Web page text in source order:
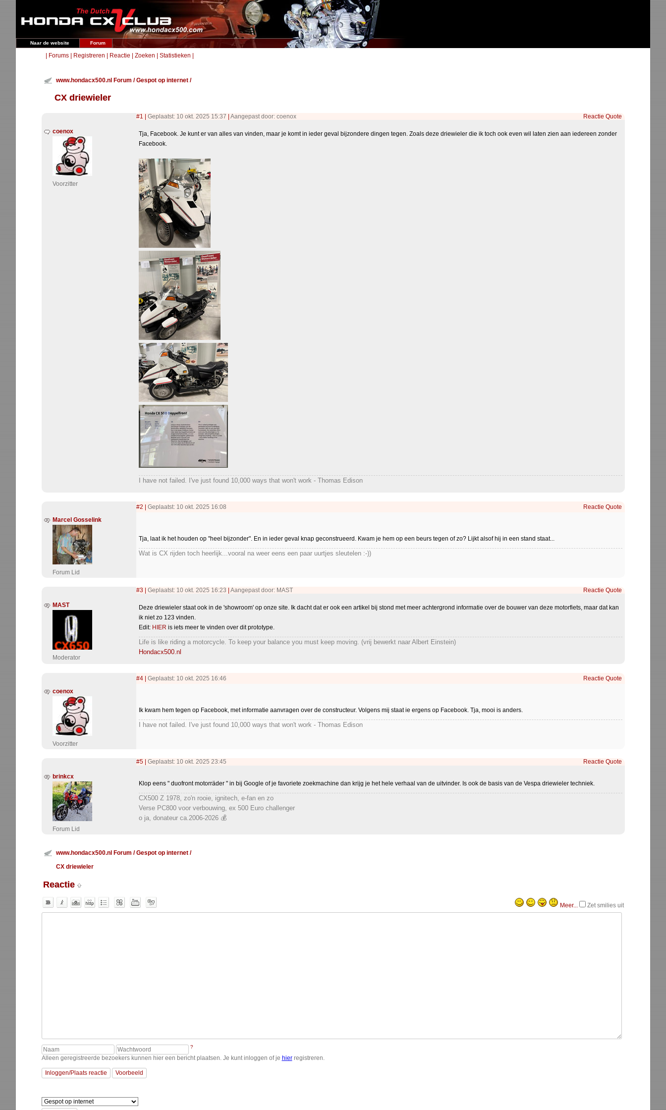
Naar de website Forum
Forums Registreren Reactie Zoeken Statistieken
www.hondacx500.nl Forum /Gespot op internet/
CX driewieler
coenox
Voorzitter
#1 Geplaatst: 10 okt. 2025 15:37 Aangepast door: coenox Reactie Quote
Tja, Facebook. Je kunt er van alles van vinden, maar je komt in ieder geval bijzondere dingen tegen. Zoals deze driewieler die ik toch ook even wil laten zien aan iedereen zonder
Facebook.
I have not failed. I've just found 10,000 ways that won't work - Thomas Edison
Marcel Gosselink
Forum Lid
#2 Geplaatst: 10 okt. 2025 16:08 Reactie Quote
Tja, laat ik het houden op "heel bijzonder". En in ieder geval knap geconstrueerd. Kwam je hem op een beurs tegen of zo? Lijkt alsof hij in een stand staat...
Wat is CX rijden toch heerlijk...vooral na weer eens een paar uurtjes sleutelen :-))
MAST
Moderator
#3 Geplaatst: 10 okt. 2025 16:23 Aangepast door: MAST Reactie Quote
Deze driewieler staat ook in de 'showroom' op onze site. Ik dacht dat er ook een artikel bij stond met meer achtergrond informatie over de bouwer van deze motorfiets, maar dat kan
ik niet zo 123 vinden.
Edit: HIER is iets meer te vinden over dit prototype.
Life is like riding a motorcycle. To keep your balance you must keep moving. (vrij bewerkt naar Albert Einstein)
Hondacx500.nl
coenox
Voorzitter
#4 Geplaatst: 10 okt. 2025 16:46 Reactie Quote
Ik kwam hem tegen op Facebook, met informatie aanvragen over de constructeur. Volgens mij staat ie ergens op Facebook. Tja, mooi is anders.
I have not failed. I've just found 10,000 ways that won't work - Thomas Edison
brinkcx
Forum Lid
#5 Geplaatst: 10 okt. 2025 23:45 Reactie Quote
Klop eens " duofront motorräder " in bij Google of je favoriete zoekmachine dan krijg je het hele verhaal van de uitvinder. Is ook de basis van de Vespa driewieler techniek.
CX500 Z 1978, zo'n rooie, ignitech, e-fan en zo
Verse PC800 voor verbouwing, ex 500 Euro challenger
o ja, donateur ca.2006-2026 💰
www.hondacx500.nl Forum /Gespot op internet/
CX driewieler
Reactie
Meer... Zet smilies uit
?
Alleen geregistreerde bezoekers kunnen hier een bericht plaatsen. Je kunt inloggen of je hierregistreren.